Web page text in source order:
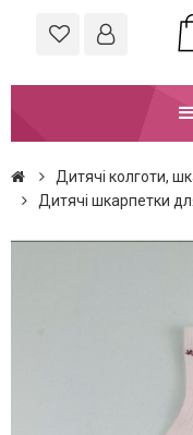
Дитячі колготи,
Дитячі шкарпетки